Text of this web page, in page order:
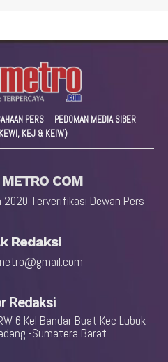
PERS
PEDOMAN MEDIA SIBER
KEJ & KEIW)
COM
2020 Terverifikasi Dewan Pers
Redaksi
Redaksi
6 Kel Bandar Buat Kec Lubuk
-Sumatera Barat